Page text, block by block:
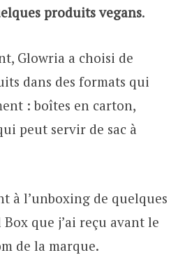
produits vegans.
Glowria a choisi de
dans des formats qui
: boîtes en carton,
peut servir de sac à
à l’unboxing de quelques
que j’ai reçu avant le
de la marque.